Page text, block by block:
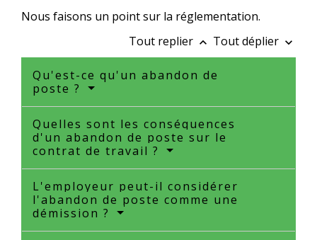
Nous faisons un point sur la réglementation.
Tout replier keyboard_arrow_up Tout déplier keyboard_arrow_down
Qu'est-ce qu'un abandon de
poste ?
Quelles sont les conséquences
d'un abandon de poste sur le
contrat de travail ?
L'employeur peut-il considérer
l'abandon de poste comme une
démission ?